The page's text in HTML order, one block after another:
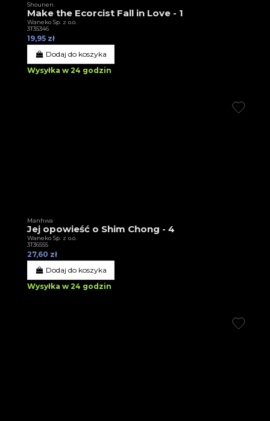
Shounen
Make the Ecorcist Fall in Love - 1
Waneko Sp. z o.o.
3T35346
19,95 zł
Dodaj do koszyka
Wysyłka w 24 godzin
Manhwa
Jej opowieść o Shim Chong - 4
Waneko Sp. z o.o.
3T36555
27,60 zł
Dodaj do koszyka
Wysyłka w 24 godzin